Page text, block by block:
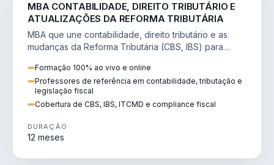
MBA CONTABILIDADE, DIREITO TRIBUTÁRIO E
ATUALIZAÇÕES DA REFORMA TRIBUTÁRIA
MBA que une contabilidade, direito tributário e as
mudanças da Reforma Tributária (CBS, IBS) para
Formação 100% ao vivo e online
Professores de referência em contabilidade, tributação e
legislação fiscal
Cobertura de CBS, IBS, ITCMD e compliance fiscal
DURAÇÃO
12 meses